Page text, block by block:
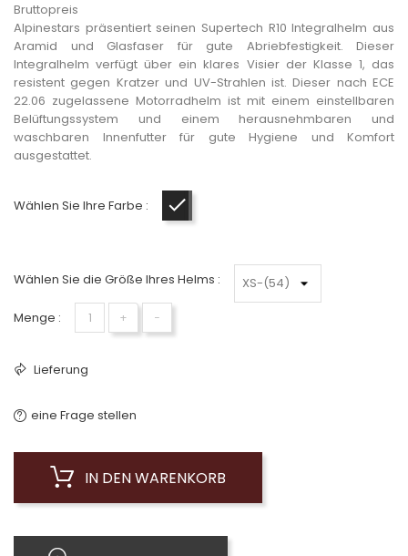
Bruttopreis
Alpinestars präsentiert seinen Supertech R10 Integralhelm aus
Aramid und Glasfaser für gute Abriebfestigkeit. Dieser
Integralhelm verfügt über ein klares Visier der Klasse 1, das
resistent gegen Kratzer und UV-Strahlen ist. Dieser nach ECE
22.06 zugelassene Motorradhelm ist mit einem einstellbaren
Belüftungssystem und einem herausnehmbaren und
waschbaren Innenfutter für gute Hygiene und Komfort
ausgestattet.
Wählen Sie Ihre Farbe :
Wählen Sie die Größe Ihres Helms :
Menge : + −
Lieferung
eine Frage stellen
IN DEN WARENKORB